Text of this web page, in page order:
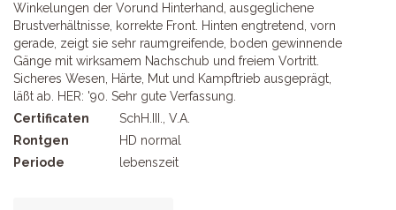
Winkelungen der Vorund Hinterhand, ausgeglichene
Brustverhältnisse, korrekte Front. Hinten engtretend, vorn
gerade, zeigt sie sehr raumgreifende, boden gewinnende
Gänge mit wirksamem Nachschub und freiem Vortritt.
Sicheres Wesen, Härte, Mut und Kampftrieb ausgeprägt,
läßt ab. HER: '90. Sehr gute Verfassung.
Certificaten
SchH.III., V.A.
Rontgen
HD normal
Periode
lebenszeit